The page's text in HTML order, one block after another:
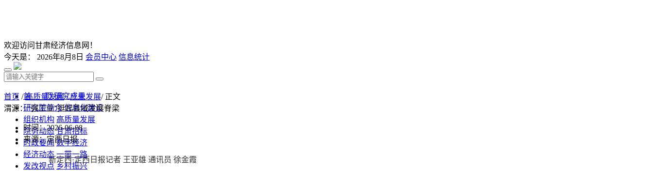
欢迎访问甘肃经济信息网！
今天是： 2026年8月8日 会员中心 信息统计
首 页 研究成果
研究院简介 信息化建设
组织机构 高质量发展
院务动态 甘肃招标
时政要闻 数字经济
经济动态 一带一路
发改视点 乡村振兴
首页 /高质量发展/产业发展/ 正文
渭源：“强工业”挺起县域发展脊梁
时间：2026-06-08
来源：定西日报
新定西·定西日报记者 王亚雄 通讯员 徐金霞